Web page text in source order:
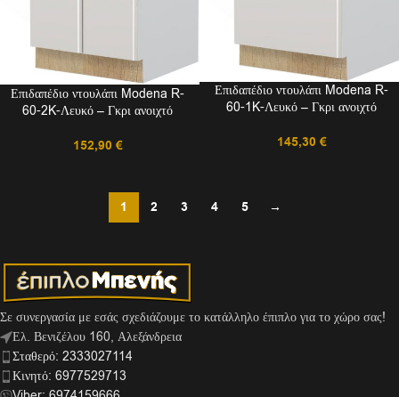
Επιδαπέδιο ντουλάπι Modena R-
60-1K-Λευκό – Γκρι ανοιχτό
145,30 €
Επιδαπέδιο ντουλάπι Modena R-
60-2K-Λευκό – Γκρι ανοιχτό
152,90 €
1 2 3 4 5 →
Σε συνεργασία με εσάς σχεδιάζουμε το κατάλληλο έπιπλο για το χώρο σας!
Ελ. Βενιζέλου 160, Αλεξάνδρεια
Σταθερό: 2333027114
Κινητό: 6977529713